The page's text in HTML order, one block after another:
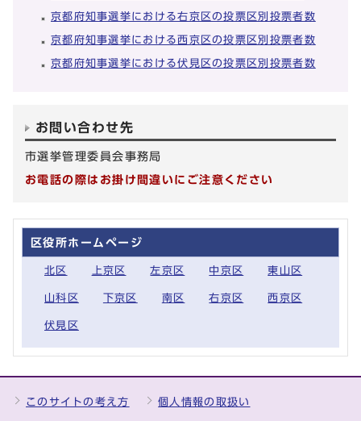
京都府知事選挙における右京区の投票区別投票者数
京都府知事選挙における西京区の投票区別投票者数
京都府知事選挙における伏見区の投票区別投票者数
お問い合わせ先
市選挙管理委員会事務局
お電話の際はお掛け間違いにご注意ください
区役所ホームページ
北区 上京区 左京区 中京区 東山区
山科区 下京区 南区 右京区 西京区
伏見区
このサイトの考え方 個人情報の取扱い